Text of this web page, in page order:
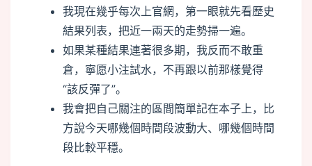
我現在幾乎每次上官網，第一眼就先看歷史
結果列表，把近一兩天的走勢掃一遍。
如果某種結果連著很多期，我反而不敢重
倉，寧愿小注試水，不再跟以前那樣覺得
“該反彈了”。
我會把自己關注的區間簡單記在本子上，比
方說今天哪幾個時間段波動大、哪幾個時間
段比較平穩。